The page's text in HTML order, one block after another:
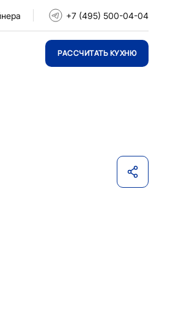
+7 (495) 500-04-04
РАССЧИТАТЬ КУХНЮ